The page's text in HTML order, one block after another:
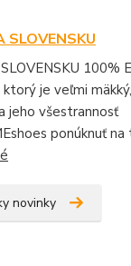
SLOVENSKU
100%
je veľmi mäkký,
jeho všestrannosť
ponúknuť na
novinky